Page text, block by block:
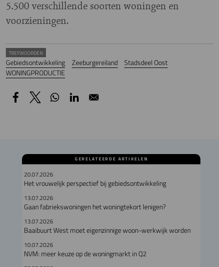
5.500 verschillende soorten woningen en
voorzieningen.
TREFWOORDEN
Gebiedsontwikkeling Zeeburgereiland
Stadsdeel Oost
WONINGPRODUCTIE
GERELATEERDE ARTIKELEN
20.07.2026
Het vrouwelijk perspectief bij gebiedsontwikkeling
13.07.2026
Gaan fabriekswoningen het woningtekort lenigen?
13.07.2026
Baaibuurt West moet eigenzinnige woon-werkwijk worden
10.07.2026
NVM: meer keuze op de woningmarkt in Q2